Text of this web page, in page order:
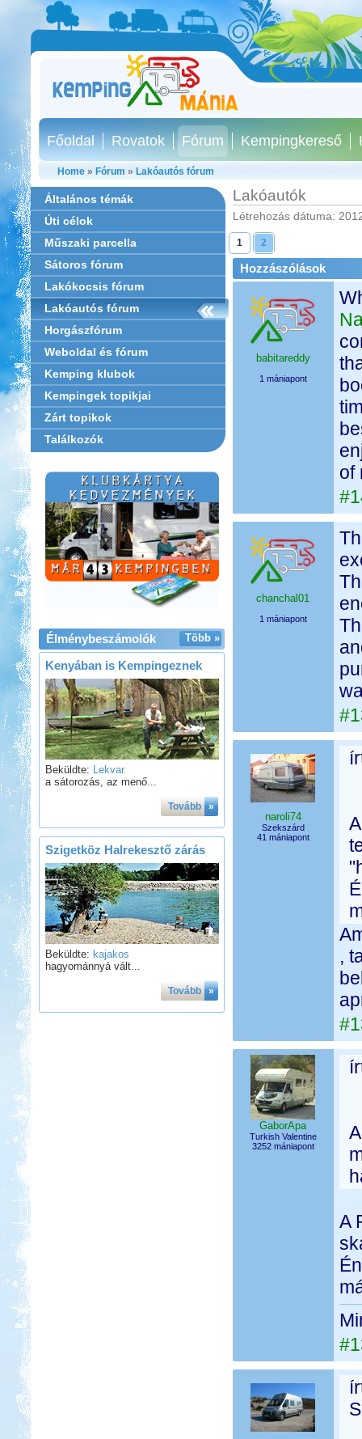
Főoldal Rovatok Fórum Kempingkereső
Home » Fórum » Lakóautós fórum
Általános témák
Úti célok
Műszaki parcella
Sátoros fórum
Lakókocsis fórum
Lakóautós fórum
Horgászfórum
Weboldal és fórum
Kemping klubok
Kempingek topikjai
Zárt topikok
Találkozók
Több »
Élménybeszámolók
Kenyában is Kempingeznek
Beküldte: Lekvar
a sátorozás, az menő...
Tovább »
Szigetköz Halrekesztő zárás
Beküldte: kajakos
hagyománnyá vált...
Tovább »
Lakóautók
Létrehozás dátuma:
1 2
Hozzászólások
babitareddy
1 mániapont
of
chanchal01
1 mániapont
naroli74
Szekszárd
41 mániapont
,
GaborApa
Turkish Valentine
3252 mániapont
A